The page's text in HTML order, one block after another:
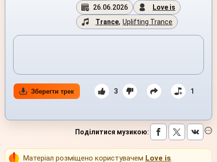
26.06.2026
Love is
Trance, Uplifting Trance
Зберегти трек 3 1
Поділитися музикою:
Матеріал розміщено користувачем Love is.